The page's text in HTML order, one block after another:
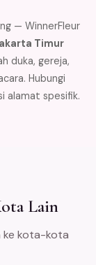
— WinnerFleur
Timur
duka, gereja,
Hubungi
alamat spesifik.
Lain
ke kota-kota